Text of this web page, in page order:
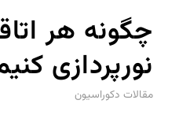
چگونه هر
نورپردازی
مقالات دکوراسیون